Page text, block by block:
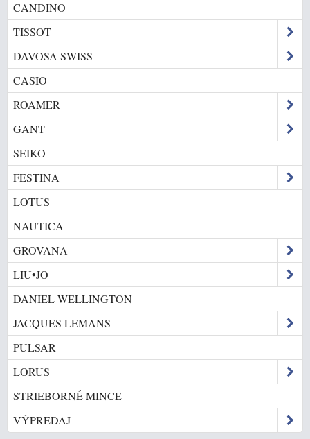
CANDINO
TISSOT
DAVOSA SWISS
CASIO
ROAMER
GANT
SEIKO
FESTINA
LOTUS
NAUTICA
GROVANA
LIU•JO
DANIEL WELLINGTON
JACQUES LEMANS
PULSAR
LORUS
STRIEBORNÉ MINCE
VÝPREDAJ